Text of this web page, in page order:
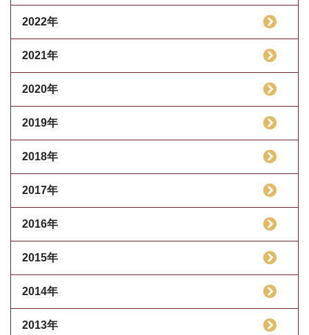
2022年
2021年
2020年
2019年
2018年
2017年
2016年
2015年
2014年
2013年